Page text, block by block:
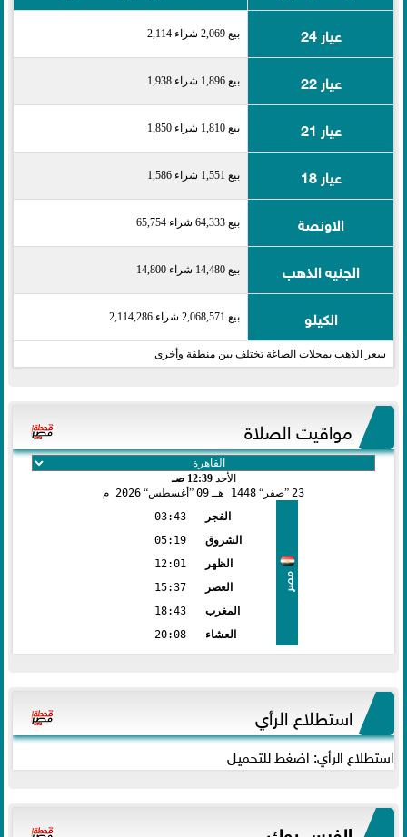
عيار 24
بيع 2,069 شراء 2,114
عيار 22 بيع 1,896 شراء 1,938
عيار 21 بيع 1,810 شراء 1,850
عيار 18 بيع 1,551 شراء 1,586
الاونصة بيع 64,333 شراء 65,754
الجنيه الذهب بيع 14,480 شراء 14,800
الكيلو بيع 2,068,571 شراء 2,114,286
سعر الذهب بمحلات الصاغة تختلف بين منطقة وأخرى
مواقيت الصلاة
الأحد12:39 صـ
23
صفر 1448 هـ 09 أغسطس 2026 م
مصر
الفجر
03:43
الشروق
05:19
الظهر
12:01
العصر
15:37
المغرب
18:43
العشاء
20:08
استطلاع الرأي
استطلاع الرأي: اضغط للتحميل